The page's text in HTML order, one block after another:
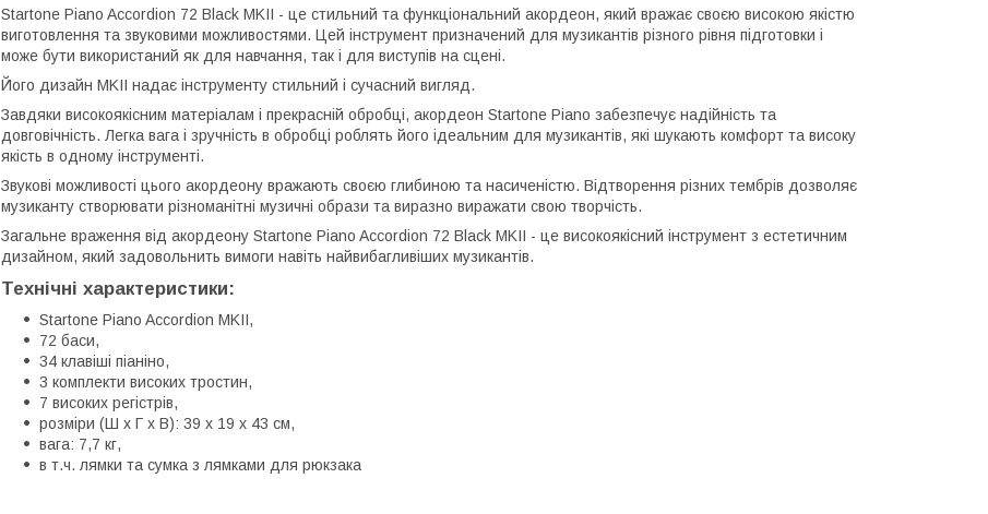
Startone Piano Accordion 72 Black MKII - це стильний та функціональний акордеон, який вражає своєю високою якістю
виготовлення та звуковими можливостями. Цей інструмент призначений для музикантів різного рівня підготовки і
може бути використаний як для навчання, так і для виступів на сцені.
Його дизайн MKII надає інструменту стильний і сучасний вигляд.
Завдяки високоякісним матеріалам і прекрасній обробці, акордеон Startone Piano забезпечує надійність та
довговічність. Легка вага і зручність в обробці роблять його ідеальним для музикантів, які шукають комфорт та високу
якість в одному інструменті.
Звукові можливості цього акордеону вражають своєю глибиною та насиченістю. Відтворення різних тембрів дозволяє
музиканту створювати різноманітні музичні образи та виразно виражати свою творчість.
Загальне враження від акордеону Startone Piano Accordion 72 Black MKII - це високоякісний інструмент з естетичним
дизайном, який задовольнить вимоги навіть найвибагливіших музикантів.
Технічні характеристики:
Startone Piano Accordion MKII,
72 баси,
34 клавіші піаніно,
3 комплекти високих тростин,
7 високих регістрів,
розміри (Ш x Г x В): 39 x 19 x 43 см,
вага: 7,7 кг,
в т.ч. лямки та сумка з лямками для рюкзака